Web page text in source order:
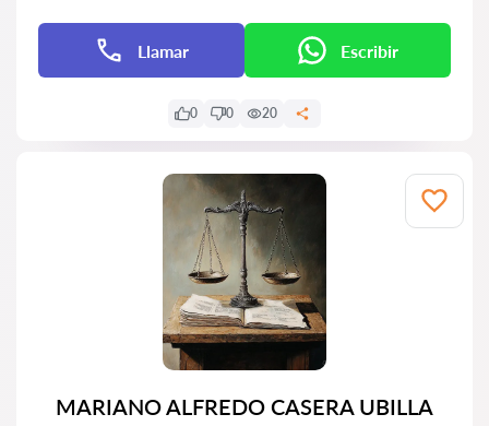
Llamar Escribir
0 0 20
MARIANO ALFREDO CASERA UBILLA